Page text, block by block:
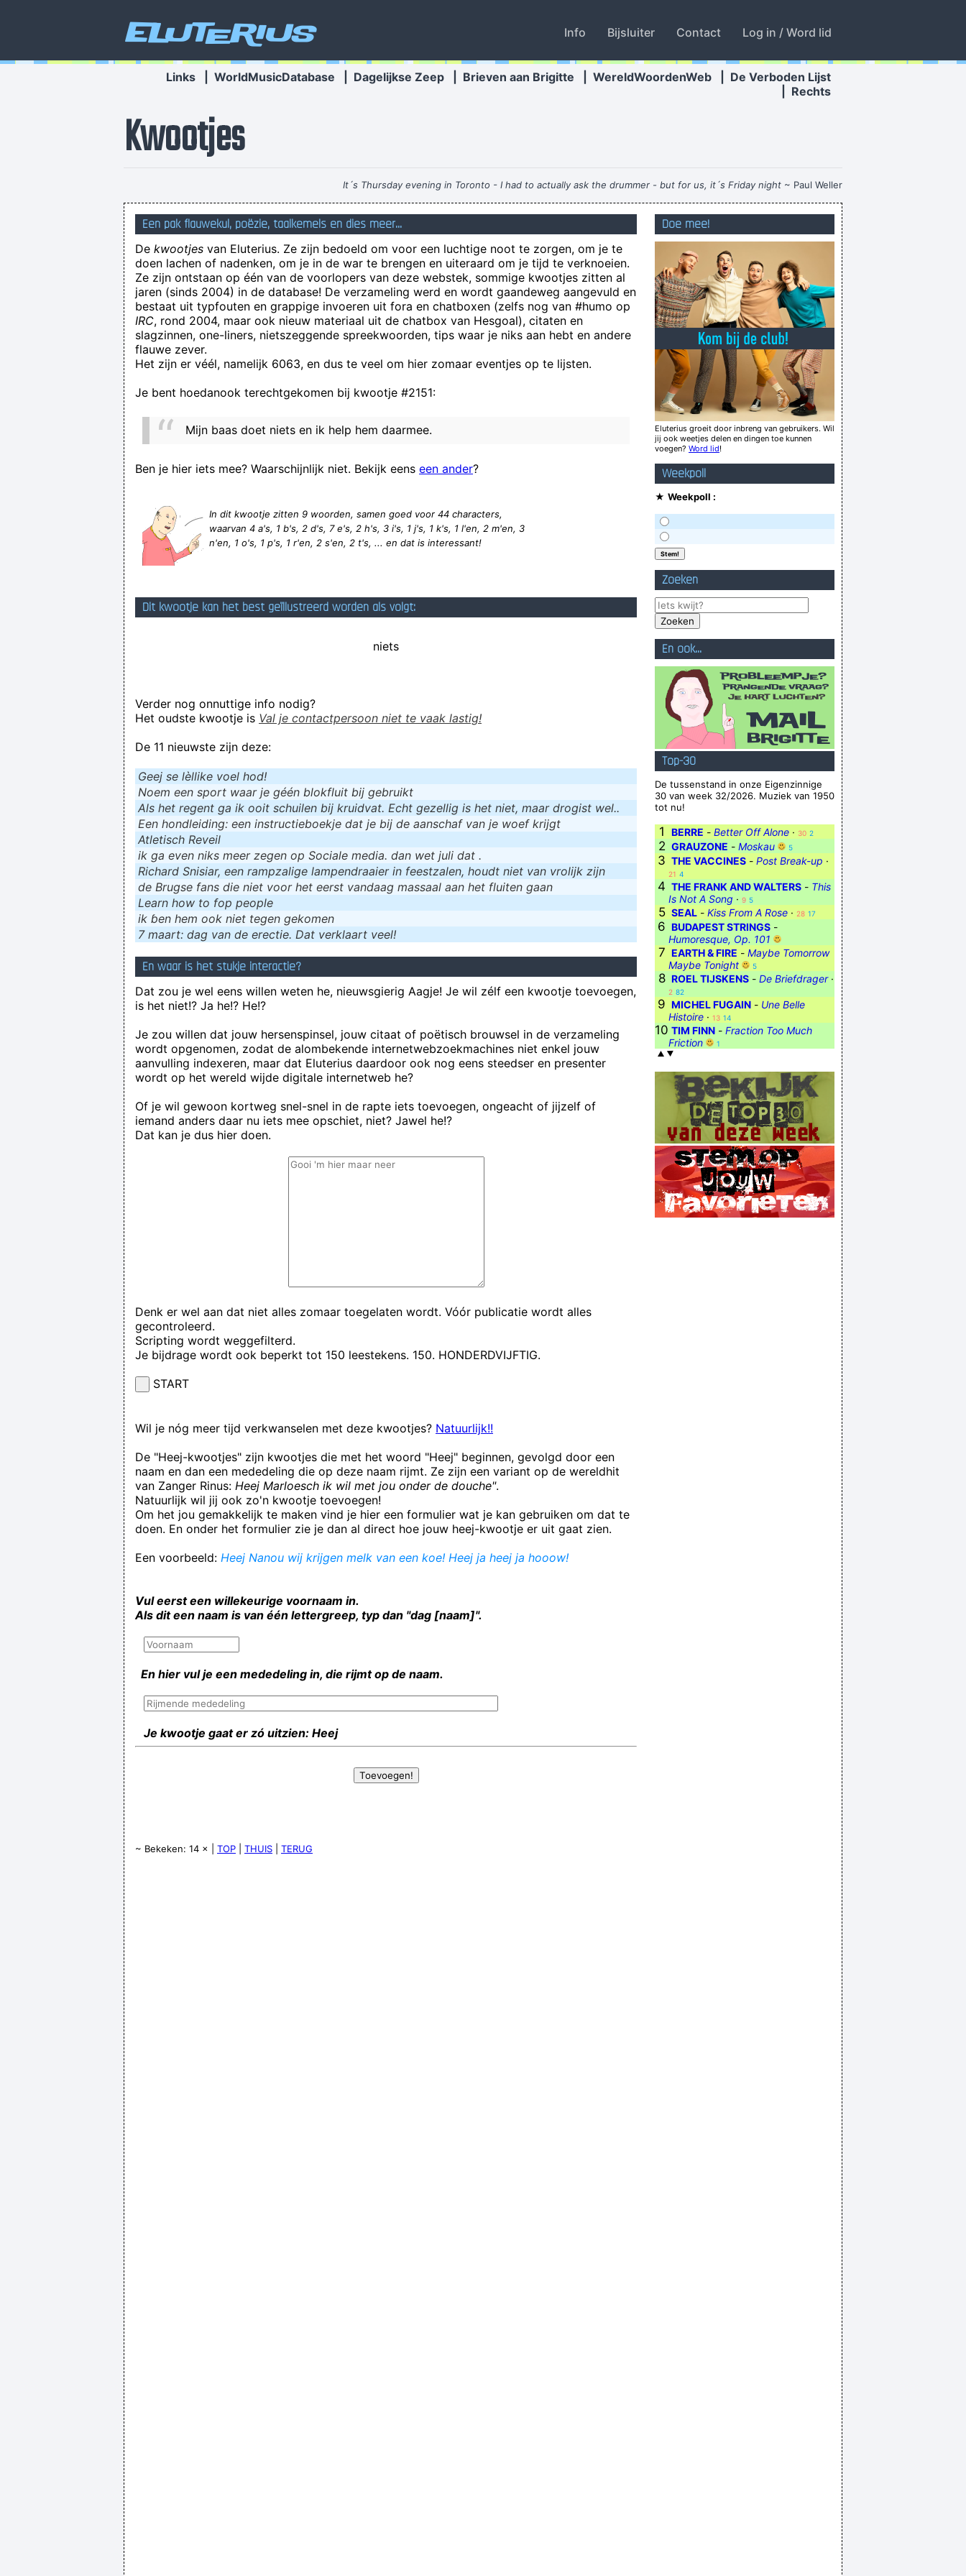
Eluterius Info Bijsluiter Contact Log in / Word lid
Links WorldMusicDatabase Dagelijkse Zeep Brieven aan Brigitte WereldWoordenWeb
De Verboden Lijst
Rechts
Kwootjes
It´s Thursday evening in Toronto - I had to actually ask the drummer - but for us, it´s Friday night ~ Paul Weller
OH God ons redden Hallo mensen. Heb je foto ' s van het ongeluk dat gebeurde vanochtend in de stad naar een van uw ouders? Hier een paar foto ' s.
Enter en u zult zien
Zou je met Google ook ruzie kunnen zoeken?
STROOOOONT!!
Dat is ongeveer hetzelfde als stellen dat de visindustrie overbodig is omdat je ook gewoon vis kan kopen in de winkel
Is Paul Weller? Nee, die is met Brian May
Koert Geestbets, een adolescent met een obsessie voor trektangen, slaagt er dagelijks in exact even veel keren in- als uit te ademen
´k Blijf er trouwens bij dat de boekhouding van Standard nog ´s moet doorgenomen worden!
Will A.I. replace musicians? Like Will.I.Am?
Negen overjarige kinderen in Amsterdam
Gazondabbertje
Is er. U echt geen echte sjeik die RSCA wil overnemen.
Can't play right now!
...maar wel gelijk nen dikke door de Shopping ketse
Verknoei je tijd op een nuttige manier!
Geej se lèllike voel hod!
Een pak flauwekul, poëzie, taalkemels en dies meer...
De kwootjes van Eluterius. Ze zijn bedoeld om voor een luchtige noot te zorgen, om je te
doen lachen of nadenken, om je in de war te brengen en uiteraard om je tijd te verknoeien.
Ze zijn ontstaan op één van de voorlopers van deze webstek, sommige kwootjes zitten al
jaren (sinds 2004) in de database! De verzameling werd en wordt gaandeweg aangevuld en
bestaat uit typfouten en grappige invoeren uit fora en chatboxen (zelfs nog van #humo op
IRC, rond 2004, maar ook nieuw materiaal uit de chatbox van Hesgoal), citaten en
slagzinnen, one-liners, nietszeggende spreekwoorden, tips waar je niks aan hebt en andere
flauwe zever.
Het zijn er véél, namelijk 6063, en dus te veel om hier zomaar eventjes op te lijsten.
Je bent hoedanook terechtgekomen bij kwootje #2151:
Mijn baas doet niets en ik help hem daarmee.
Ben je hier iets mee? Waarschijnlijk niet. Bekijk eens een ander?
In dit kwootje zitten 9 woorden, samen goed voor 44 characters,
waarvan 4 a's, 1 b's, 2 d's, 7 e's, 2 h's, 3 i's, 1 j's, 1 k's, 1 l'en, 2 m'en, 3
n'en, 1 o's, 1 p's, 1 r'en, 2 s'en, 2 t's, ... en dat is interessant!
Dit kwootje kan het best geïllustreerd worden als volgt:
niets
Verder nog onnuttige info nodig?
Het oudste kwootje is Val je contactpersoon niet te vaak lastig!
De 11 nieuwste zijn deze:
Geej se lèllike voel hod!
Noem een sport waar je géén blokfluit bij gebruikt
Als het regent ga ik ooit schuilen bij kruidvat. Echt gezellig is het niet, maar drogist wel..
Een hondleiding: een instructieboekje dat je bij de aanschaf van je woef krijgt
Atletisch Reveil
ik ga even niks meer zegen op Sociale media. dan wet juli dat .
Richard Snisiar, een rampzalige lampendraaier in feestzalen, houdt niet van vrolijk zijn
de Brugse fans die niet voor het eerst vandaag massaal aan het fluiten gaan
Learn how to fop people
ik ɓen hem ook niet tegen gekomen
7 maart: dag van de erectie. Dat verklaart veel!
En waar is het stukje interactie?
Dat zou je wel eens willen weten he, nieuwsgierig Aagje! Je wil zélf een kwootje toevoegen,
is het niet!? Ja he!? He!?
Je zou willen dat jouw hersenspinsel, jouw citaat of poëtisch brouwsel in de verzameling
wordt opgenomen, zodat de alombekende internetwebzoekmachines niet enkel jouw
aanvulling indexeren, maar dat Eluterius daardoor ook nog eens steedser en presenter
wordt op het wereld wijde digitale internetweb he?
Of je wil gewoon kortweg snel-snel in de rapte iets toevoegen, ongeacht of jijzelf of
iemand anders daar nu iets mee opschiet, niet? Jawel he!?
Dat kan je dus hier doen.
Denk er wel aan dat niet alles zomaar toegelaten wordt. Vóór publicatie wordt alles
gecontroleerd.
Scripting wordt weggefilterd.
Je bijdrage wordt ook beperkt tot 150 leestekens. 150. HONDERDVIJFTIG.
START
Wil je nóg meer tijd verkwanselen met deze kwootjes? Natuurlijk!!
De "Heej-kwootjes" zijn kwootjes die met het woord "Heej" beginnen, gevolgd door een
naam en dan een mededeling die op deze naam rijmt. Ze zijn een variant op de wereldhit
van Zanger Rinus: Heej Marloesch ik wil met jou onder de douche".
Natuurlijk wil jij ook zo'n kwootje toevoegen!
Om het jou gemakkelijk te maken vind je hier een formulier wat je kan gebruiken om dat te
doen. En onder het formulier zie je dan al direct hoe jouw heej-kwootje er uit gaat zien.
Een voorbeeld: Heej Nanou wij krijgen melk van een koe! Heej ja heej ja hooow!
Vul eerst een willekeurige voornaam in.
Als dit een naam is van één lettergreep, typ dan "dag [naam]".
En hier vul je een mededeling in, die rijmt op de naam.
Je kwootje gaat er zó uitzien: Heej
~ Bekeken: 14 × | TOP THUIS TERUG
Doe mee!
Eluterius groeit door inbreng van gebruikers. Wil
jij ook weetjes delen en dingen toe kunnen
voegen? Word lid!
Weekpoll
★ Weekpoll :
Zoeken
En ook...
Top-30
De tussenstand in onze Eigenzinnige
30 van week 32/2026. Muziek van 1950
tot nu!
1 BERRE - Better Off Alone · 30 2
2 GRAUZONE - Moskau 5
3 THE VACCINES - Post Break-up ·
21 4
4 THE FRANK AND WALTERS - This
Is Not A Song · 9 5
5 SEAL - Kiss From A Rose · 28 17
6 BUDAPEST STRINGS -
Humoresque, Op. 101
7 EARTH & FIRE - Maybe Tomorrow
Maybe Tonight
5
8 ROEL TIJSKENS - De Briefdrager·
2 82
9 MICHEL FUGAIN - Une Belle
Histoire · 13 14
10 TIM FINN - Fraction Too Much
Friction
1